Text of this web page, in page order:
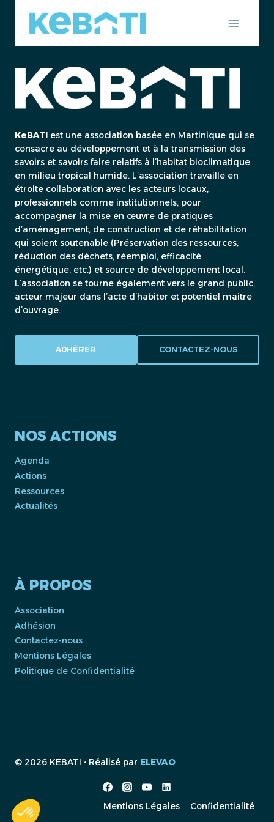
contenu
KeBATI est une association basée en Martinique qui se
consacre au développement et à la transmission des
savoirs et savoirs faire relatifs à l’habitat bioclimatique
en milieu tropical humide. L’association travaille en
étroite collaboration avec les acteurs locaux,
professionnels comme institutionnels, pour
accompagner la mise en œuvre de pratiques
d’aménagement, de construction et de réhabilitation
qui soient soutenable (Préservation des ressources,
réduction des déchets, réemploi, efficacité
énergétique, etc.) et source de développement local.
L’association se tourne également vers le grand public,
acteur majeur dans l’acte d’habiter et potentiel maitre
d’ouvrage.
ADHÉRER CONTACTEZ-NOUS
NOS ACTIONS
Agenda
Actions
Ressources
Actualités
À PROPOS
Association
Adhésion
Contactez-nous
Mentions Légales
Politique de Confidentialité
© 2026 KEBATI • Réalisé par ELEVAO
Mentions Légales Confidentialité